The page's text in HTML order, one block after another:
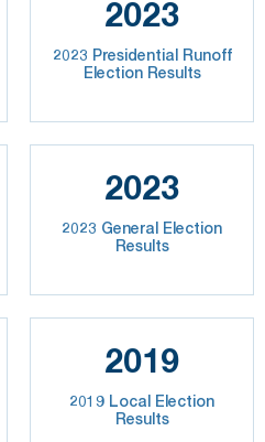
2023
2023 Presidential Runoff
Election Results
2023
2023 General Election
Results
2019
2019 Local Election
Results